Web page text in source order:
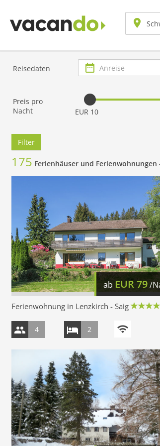
Reisedaten Anreise
Preis pro
Nacht
EUR 10
Filter
175 Ferienhäuser und Ferienwohnungen
ab EUR79/
Ferienwohnung in Lenzkirch - Saig
4 2